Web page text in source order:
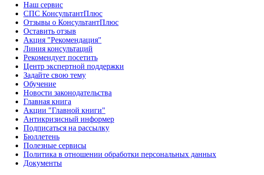
Наш сервис
СПС КонсультантПлюс
Отзывы о КонсультантПлюс
Оставить отзыв
Акция "Рекомендация"
Линия консультаций
Рекомендует посетить
Центр экспертной поддержки
Задайте свою тему
Обучение
Новости законодательства
Главная книга
Акции "Главной книги"
Антикризисный информер
Подписаться на рассылку
Бюллетень
Полезные сервисы
Политика в отношении обработки персональных данных
Документы